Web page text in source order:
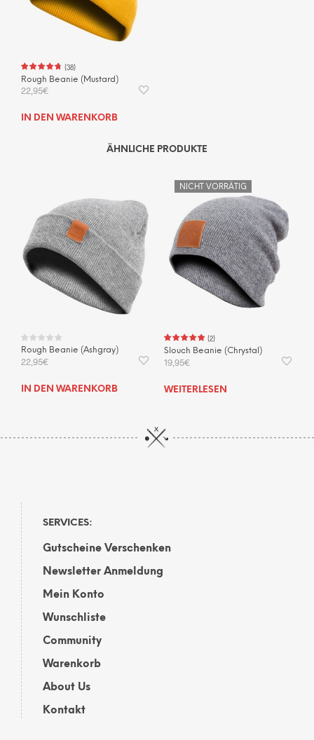
(38)
Rough Beanie (Mustard)
22,95€
IN DEN WARENKORB
ÄHNLICHE PRODUKTE
Rough Beanie (Ashgray)
22,95€
IN DEN WARENKORB
NICHT VORRÄTIG
(2)
Slouch Beanie (Chrystal)
19,95€
WEITERLESEN
SERVICES:
Gutscheine Verschenken
Newsletter Anmeldung
Mein Konto
Wunschliste
Community
Warenkorb
About Us
Kontakt